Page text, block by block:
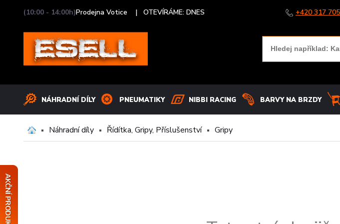
Prodejna Votice |OTEVÍRÁME: DNES
(10:00 - 14:00h) +420 317
NÁHRADNÍ DÍLY PNEUMATIKY NIBBI RACING BARVY NA BRZDY
Náhradní díly Řídítka, Gripy, Příslušenství Gripy